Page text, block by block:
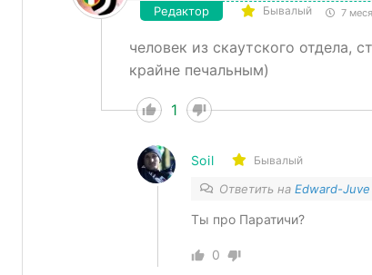
Редактор Бывалый 7
человек из скаутского отдела,
крайне печальным)
1
Soil Бывалый
Ответить на Edward-Juve
Ты про Паратичи?
0